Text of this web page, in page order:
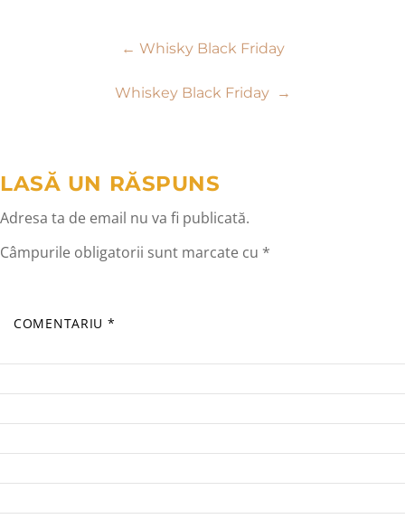
Navigare
← Whisky Black Friday
Whiskey Black Friday →
LASĂ UN RĂSPUNS
Adresa ta de email nu va fi publicată.
Câmpurile obligatorii sunt marcate cu *
COMENTARIU *